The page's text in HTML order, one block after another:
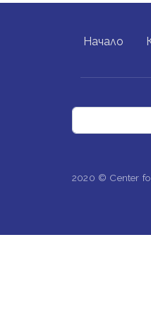
FOOTER
Начало
Търси
2020 © Center